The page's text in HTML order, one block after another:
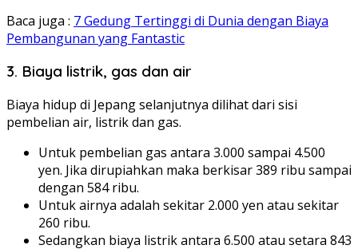
Baca juga : 7 Gedung Tertinggi di Dunia dengan Biaya
Pembangunan yang Fantastic
3. Biaya listrik, gas dan air
Biaya hidup di Jepang selanjutnya dilihat dari sisi
pembelian air, listrik dan gas.
Untuk pembelian gas antara 3.000 sampai 4.500
yen. Jika dirupiahkan maka berkisar 389 ribu sampai
dengan 584 ribu.
Untuk airnya adalah sekitar 2.000 yen atau sekitar
260 ribu.
Sedangkan biaya listrik antara 6.500 atau setara 843